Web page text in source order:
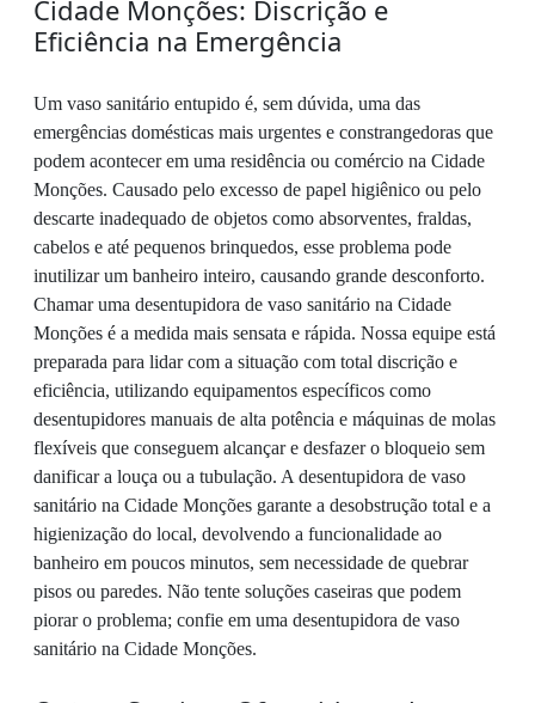
Cidade Monções: Discrição e
Eficiência na Emergência
Um vaso sanitário entupido é, sem dúvida, uma das
emergências domésticas mais urgentes e constrangedoras que
podem acontecer em uma residência ou comércio na Cidade
Monções. Causado pelo excesso de papel higiênico ou pelo
descarte inadequado de objetos como absorventes, fraldas,
cabelos e até pequenos brinquedos, esse problema pode
inutilizar um banheiro inteiro, causando grande desconforto.
Chamar uma desentupidora de vaso sanitário na Cidade
Monções é a medida mais sensata e rápida. Nossa equipe está
preparada para lidar com a situação com total discrição e
eficiência, utilizando equipamentos específicos como
desentupidores manuais de alta potência e máquinas de molas
flexíveis que conseguem alcançar e desfazer o bloqueio sem
danificar a louça ou a tubulação. A desentupidora de vaso
sanitário na Cidade Monções garante a desobstrução total e a
higienização do local, devolvendo a funcionalidade ao
banheiro em poucos minutos, sem necessidade de quebrar
pisos ou paredes. Não tente soluções caseiras que podem
piorar o problema; confie em uma desentupidora de vaso
sanitário na Cidade Monções.